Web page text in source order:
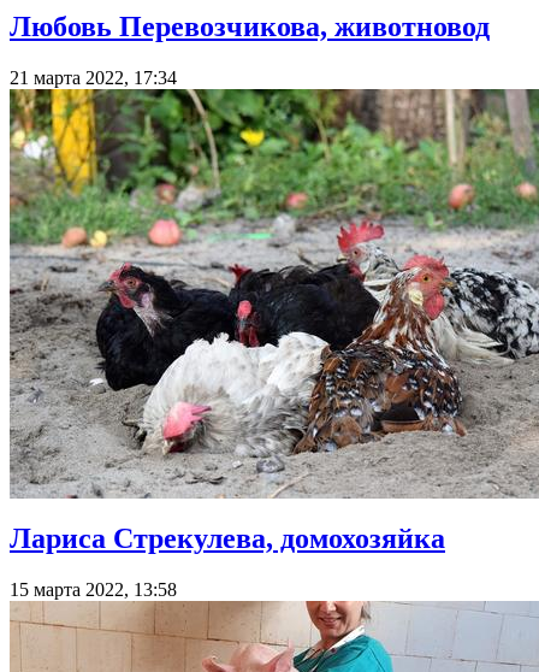
Любовь Перевозчикова, животновод
21 марта 2022, 17:34
Лариса Стрекулева, домохозяйка
15 марта 2022, 13:58